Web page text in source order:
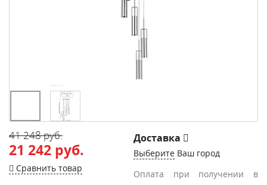
41 248 руб.
21 242 руб.
Сравнить товар
Доставка
Выберите Ваш город
Оплата при получении в